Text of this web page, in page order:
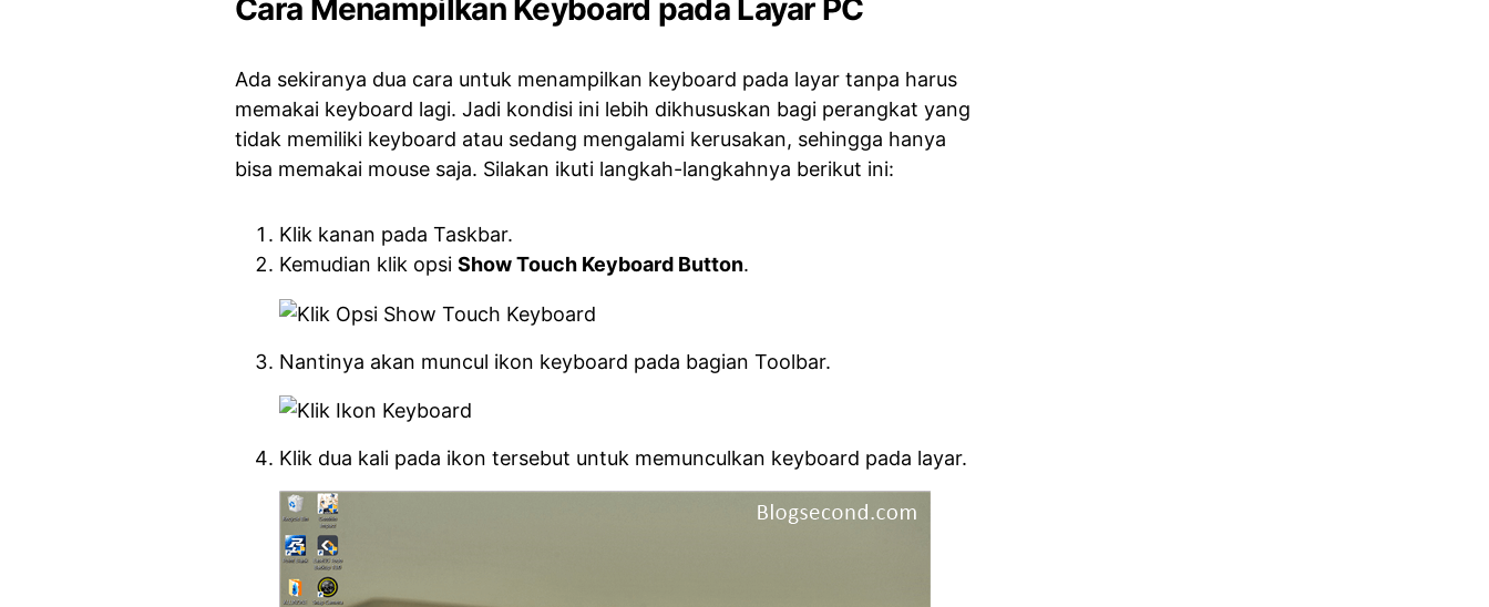
Cara Menampilkan Keyboard pada Layar PC
Ada sekiranya dua cara untuk menampilkan keyboard pada layar tanpa harus
memakai keyboard lagi. Jadi kondisi ini lebih dikhususkan bagi perangkat yang
tidak memiliki keyboard atau sedang mengalami kerusakan, sehingga hanya
bisa memakai mouse saja. Silakan ikuti langkah-langkahnya berikut ini:
Klik kanan pada Taskbar.
Kemudian klik opsi Show Touch Keyboard Button.
Nantinya akan muncul ikon keyboard pada bagian Toolbar.
Klik dua kali pada ikon tersebut untuk memunculkan keyboard pada layar.